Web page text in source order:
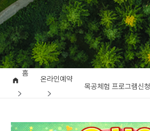
홈
온라인예약
목공체험 프로그램신청